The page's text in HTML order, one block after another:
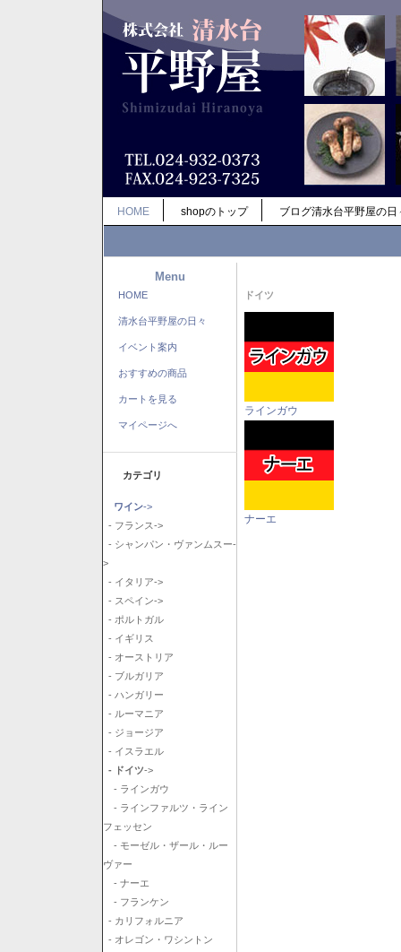
HOME shopのトップ ブログ清水台平野屋の日
Menu
HOME
清水台平野屋の日々
イベント案内
おすすめの商品
カートを見る
マイページへ
カテゴリ
ワイン->
- フランス->
- シャンパン・ヴァンムスー-
>
- イタリア->
- スペイン->
- ポルトガル
- イギリス
- オーストリア
- ブルガリア
- ハンガリー
- ルーマニア
- ジョージア
- イスラエル
- ドイツ->
- ラインガウ
- ラインファルツ・ライン
フェッセン
- モーゼル・ザール・ルー
ヴァー
- ナーエ
- フランケン
- カリフォルニア
- オレゴン・ワシントン
ドイツ
ラインガウ
ナーエ